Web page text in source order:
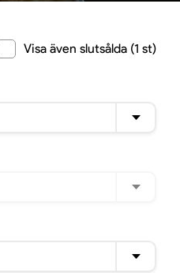
Visa även slutsålda (1 st)